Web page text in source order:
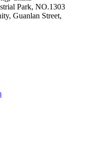
Park, NO.1303
Guanlan Street,